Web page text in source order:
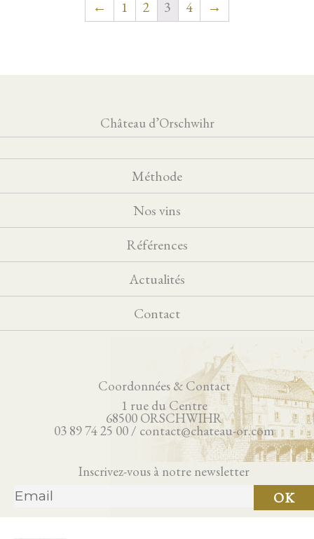
← 1 2 3 4 →
Château d’Orschwihr
Méthode
Nos vins
Références
Actualités
Contact
Coordonnées & Contact
1 rue du Centre
68500 ORSCHWIHR
03 89 74 25 00 / contact@chateau-or.com
Inscrivez-vous à notre newsletter